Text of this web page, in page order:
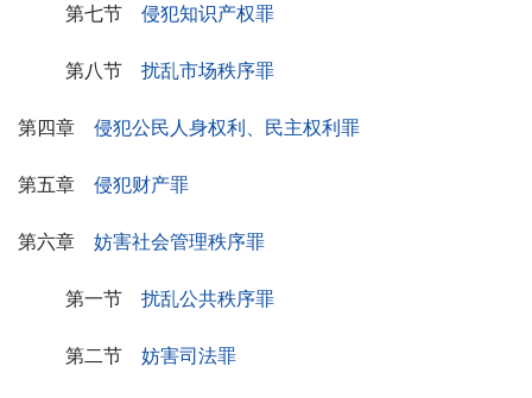
第七节 侵犯知识产权罪
第八节 扰乱市场秩序罪
第四章 侵犯公民人身权利、民主权利罪
第五章 侵犯财产罪
第六章 妨害社会管理秩序罪
第一节 扰乱公共秩序罪
第二节 妨害司法罪